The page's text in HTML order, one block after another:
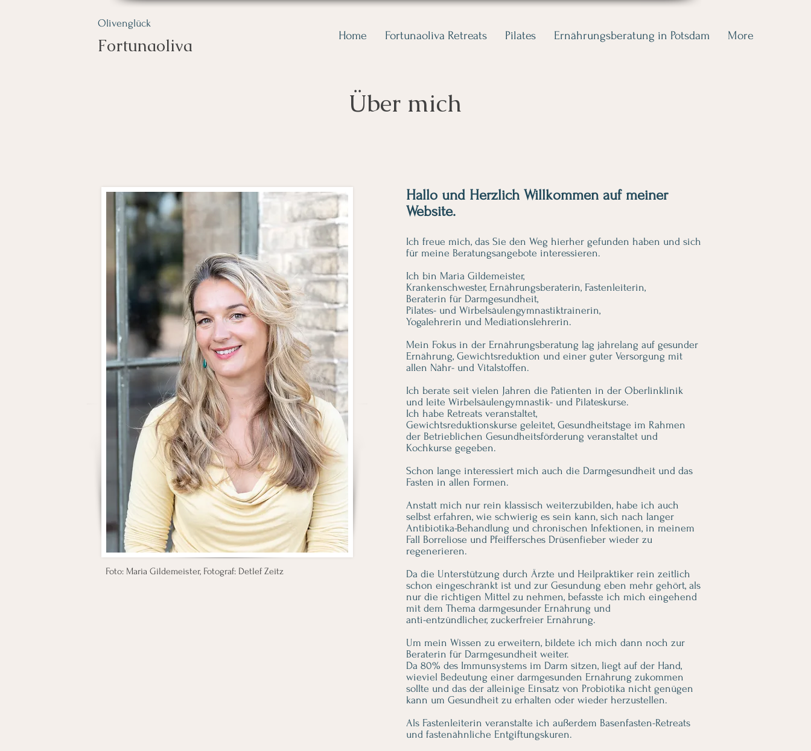
Olivenglück
Fortunaoliva Home Fortunaoliva Retreats Pilates Ernährungsberatung in Potsdam More
Über mich
Foto: Maria Gildemeister, Fotograf: Detlef Zeitz
Hallo und Herzlich Willkommen auf meiner
Website.
Ich freue mich, das Sie den Weg hierher gefunden haben und sich
für meine Beratungsangebote interessieren.
Ich bin Maria Gildemeister,
Krankenschwester, Ernährungsberaterin, Fastenleiterin,
Beraterin für Darmgesundheit,
Pilates- und Wirbelsäulengymnastiktrainerin,
Yogalehrerin und Mediationslehrerin.
Mein Fokus in der Ernährungsberatung lag jahrelang auf gesunder
Ernährung, Gewichtsreduktion und einer guter Versorgung mit
allen Nähr- und Vitalstoffen.
Ich berate seit vielen Jahren die Patienten in der Oberlinklinik
und leite Wirbelsäulengymnastik- und Pilateskurse.
Ich habe Retreats veranstaltet,
Gewichtsreduktionskurse geleitet, Gesundheitstage im Rahmen
der Betrieblichen Gesundheitsförderung veranstaltet und
Kochkurse gegeben.
Schon lange interessiert mich auch die Darmgesundheit und das
Fasten in allen Formen.
Anstatt mich nur rein klassisch weiterzubilden, habe ich auch
selbst erfahren, wie schwierig es sein kann, sich nach langer
Antibiotika-Behandlung und chronischen Infektionen, in meinem
Fall Borreliose und Pfeiffersches Drüsenfieber wieder zu
regenerieren.
Da die Unterstützung durch Ärzte und Heilpraktiker rein zeitlich
schon eingeschränkt ist und zur Gesundung eben mehr gehört, als
nur die richtigen Mittel zu nehmen, befasste ich mich eingehend
mit dem Thema darmgesunder Ernährung und
anti-entzündlicher, zuckerfreier Ernährung.
​Um mein Wissen zu erweitern, bildete ich mich dann noch zur
Beraterin für Darmgesundheit weiter.
Da 80% des Immunsystems im Darm sitzen, liegt auf der Hand,
wieviel Bedeutung einer darmgesunden Ernährung zukommen
sollte und das der alleinige Einsatz von Probiotika nicht genügen
kann um Gesundheit zu erhalten oder wieder herzustellen.
Als Fastenleiterin veranstalte ich außerdem Basenfasten-Retreats
und fastenähnliche Entgiftungskuren.